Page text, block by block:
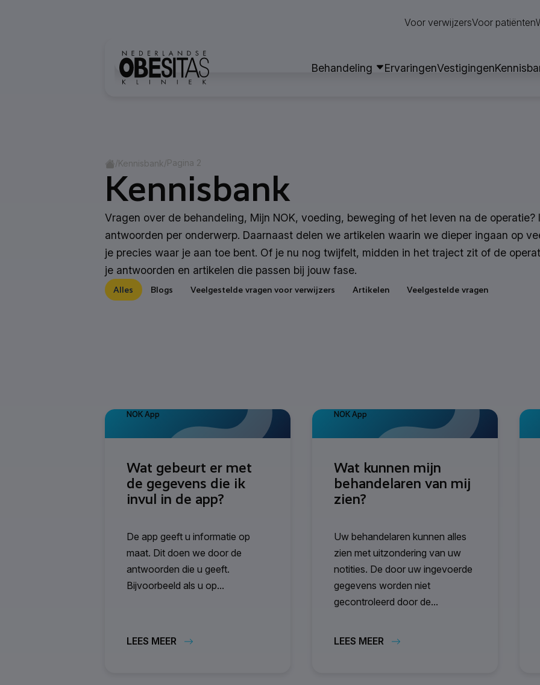
Voor verwijzersVoor patiënten
Behandeling ErvaringenVestigingen
Home
/Kennisbank /Pagina 2
Kennisbank
Vragen over de behandeling, Mijn NOK, voeding, beweging of het leven na de operatie?
antwoorden per onderwerp. Daarnaast delen we artikelen waarin we dieper ingaan op
je precies waar je aan toe bent. Of je nu nog twijfelt, midden in het traject zit of de
je antwoorden en artikelen die passen bij jouw fase.
Alles Blogs Veelgestelde vragen voor verwijzers Artikelen Veelgestelde vragen
NOK App
Wat gebeurt er met
de gegevens die ik
invul in de app?
De app geeft u informatie op
maat. Dit doen we door de
antwoorden die u geeft.
Bijvoorbeeld als u op...
LEES MEER
NOK App
Wat kunnen mijn
behandelaren van mij
zien?
Uw behandelaren kunnen alles
zien met uitzondering van uw
notities. De door uw ingevoerde
gegevens worden niet
gecontroleerd door de...
LEES MEER